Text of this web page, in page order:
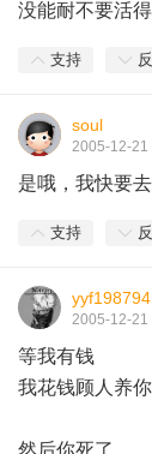
没能耐不要活
支持
soul
2005-12-21
是哦，我快要
支持
yyf198794
2005-12-21
等我有钱
我花钱顾人养你
然后你死了